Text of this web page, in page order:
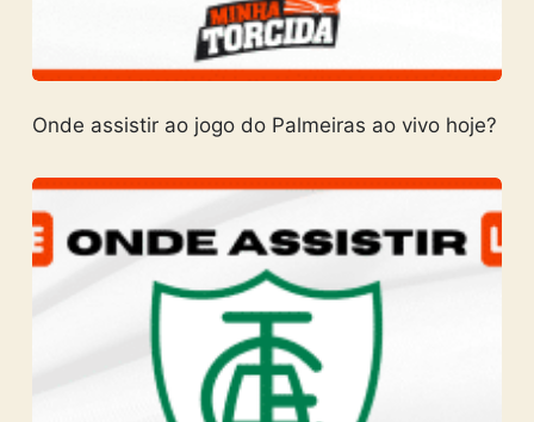
Onde assistir ao jogo do Palmeiras ao vivo hoje?